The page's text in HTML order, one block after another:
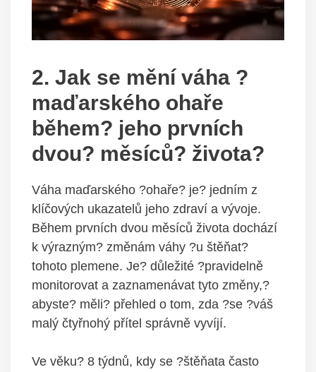
2. Jak se mění váha ?
maďarského ohaře
během? jeho prvních
dvou? měsíců? života?
Váha maďarského ?ohaře? je? jedním z
klíčových ukazatelů jeho zdraví a vývoje.
Během prvních dvou měsíců života dochází
k výrazným? změnám váhy ?u štěňat?
tohoto plemene. Je? důležité ?pravidelně
monitorovat a zaznamenávat tyto změny,?
abyste? měli? přehled o tom, zda ?se ?váš
malý čtyřnohý přítel správně vyvíjí.
Ve věku? 8 týdnů, kdy se ?štěňata často